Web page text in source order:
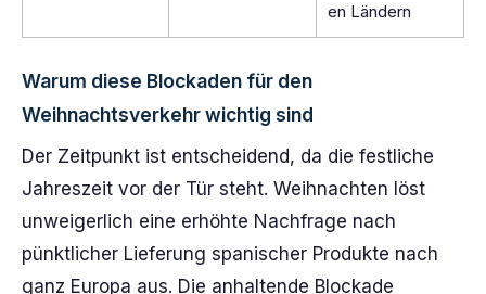
en Ländern
Warum diese Blockaden für den
Weihnachtsverkehr wichtig sind
Der Zeitpunkt ist entscheidend, da die festliche
Jahreszeit vor der Tür steht. Weihnachten löst
unweigerlich eine erhöhte Nachfrage nach
pünktlicher Lieferung spanischer Produkte nach
ganz Europa aus. Die anhaltende Blockade